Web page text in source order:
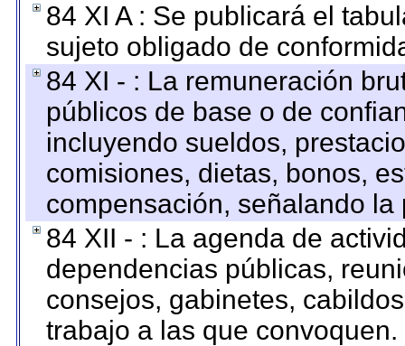
84 XI A : Se publicará el
sujeto obligado de
84 XI - : La remuneración
públicos de base o de
incluyendo sueldos,
comisiones, dietas, bonos,
compensación, señalando
84 XII - : La agenda de
dependencias públicas,
consejos, gabinetes,
trabajo a las que convoquen.